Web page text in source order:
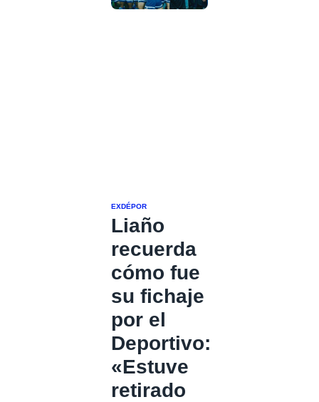
EXDÉPOR
Liaño
recuerda
cómo fue
su fichaje
por el
Deportivo:
«Estuve
retirado